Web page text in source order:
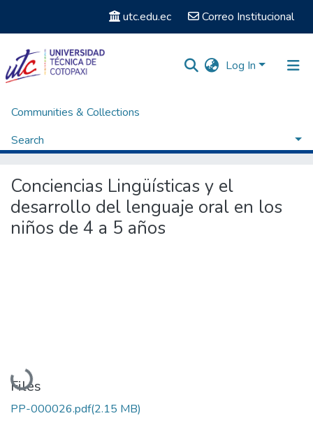
utc.edu.ec Correo Institucional
Log In
Communities & Collections
Search
Home Posgrados
Maestría en Educación Inicial
Conciencias Lingüísticas y el desarrollo del lenguaje oral en los niños de 4 a 5 años
Conciencias Lingüísticas y el
desarrollo del lenguaje oral en los
niños de 4 a 5 años
Loading...
Files
PP-000026.pdf(2.15 MB)